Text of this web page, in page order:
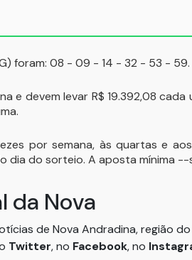
foram: 08 - 09 - 14 - 32 - 53 - 59.
e devem levar R$ 19.392,08
por semana, às quartas e
dia do sorteio. A aposta mínima
da Nova
de Nova Andradina, região do
Twitter, no Facebook, no